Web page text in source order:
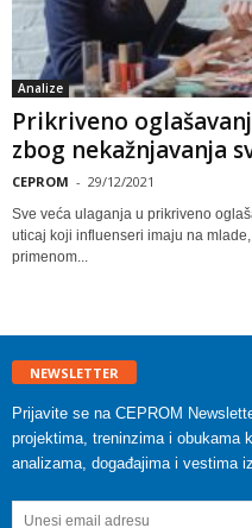
Analize
Prikriveno
zbog nekažnjavanja
CEPROM - 29/12/2021
Sve veća ulaganja u prikriveno
uticaj koji influenseri imaju na
primenom...
NEWSLETTER
Prijavite se na CEPROM
projektima, treninzima i obukama
analizama, događajima i vestima